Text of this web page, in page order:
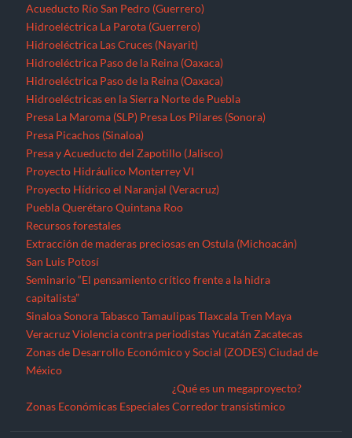
Acueducto Río San Pedro (Guerrero)
Hidroeléctrica La Parota (Guerrero)
Hidroeléctrica Las Cruces (Nayarit)
Hidroeléctrica Paso de la Reina (Oaxaca)
Hidroeléctrica Paso de la Reina (Oaxaca)
Hidroeléctricas en la Sierra Norte de Puebla
Presa La Maroma (SLP) Presa Los Pilares (Sonora)
Presa Picachos (Sinaloa)
Presa y Acueducto del Zapotillo (Jalisco)
Proyecto Hidráulico Monterrey VI
Proyecto Hídrico el Naranjal (Veracruz)
Puebla Querétaro Quintana Roo
Recursos forestales
Extracción de maderas preciosas en Ostula (Michoacán)
San Luis Potosí
Seminario “El pensamiento crítico frente a la hidra
capitalista”
Sinaloa Sonora Tabasco Tamaulipas Tlaxcala Tren Maya
Veracruz Violencia contra periodistas Yucatán Zacatecas
Zonas de Desarrollo Económico y Social (ZODES) Ciudad de
México
Zonas Económicas Especiales
¿Qué es un megaproyecto?
Corredor transístimico